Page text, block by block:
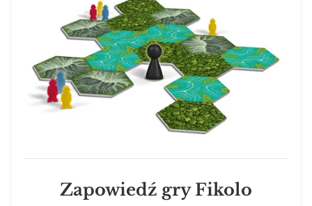
Zapowiedź gry Fikolo